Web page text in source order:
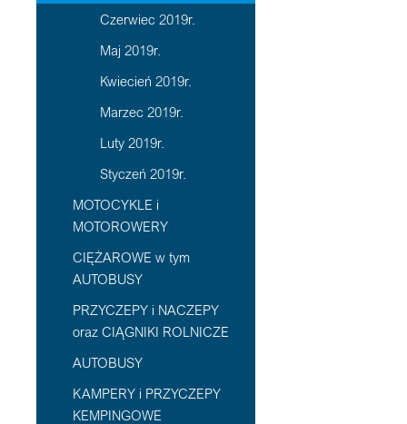
Czerwiec 2019r.
Maj 2019r.
Kwiecień 2019r.
Marzec 2019r.
Luty 2019r.
Styczeń 2019r.
MOTOCYKLE i
MOTOROWERY
CIĘŻAROWE w tym
AUTOBUSY
PRZYCZEPY i NACZEPY
oraz CIĄGNIKI ROLNICZE
AUTOBUSY
KAMPERY i PRZYCZEPY
KEMPINGOWE